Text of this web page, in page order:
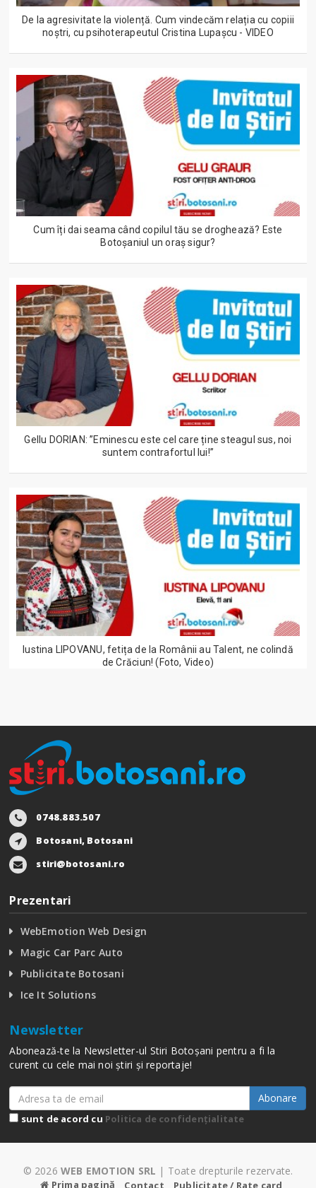
De la agresivitate la violență. Cum vindecăm relația cu copiii
noștri, cu psihoterapeutul Cristina Lupașcu - VIDEO
Cum îți dai seama când copilul tău se droghează? Este
Botoșaniul un oraș sigur?
Gellu DORIAN: ”Eminescu este cel care ține steagul sus, noi
suntem contrafortul lui!”
Iustina LIPOVANU, fetița de la Românii au Talent, ne colindă
de Crăciun! (Foto, Video)
0748.883.507
Botosani, Botosani
stiri@botosani.ro
Prezentari
WebEmotion Web Design
Magic Car Parc Auto
Publicitate Botosani
Ice It Solutions
Newsletter
Abonează-te la Newsletter-ul Stiri Botoșani pentru a fi la
curent cu cele mai noi știri și reportaje!
Abonare
sunt de acord cu Politica de confidențialitate
© 2026 WEB EMOTION SRL | Toate drepturile rezervate.
Prima pagină Contact Publicitate / Rate card